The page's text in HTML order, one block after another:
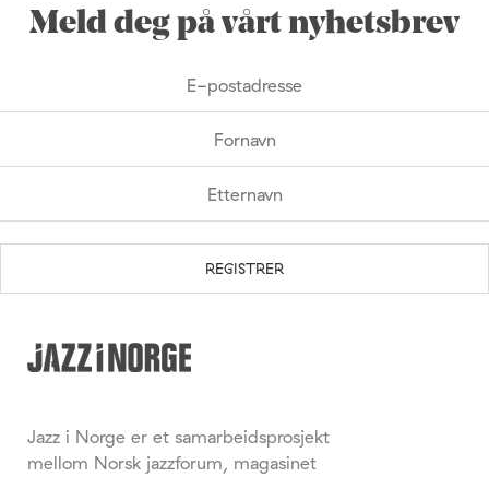
Meld deg på vårt nyhetsbrev
Jazz i Norge er et samarbeidsprosjekt
mellom Norsk jazzforum, magasinet